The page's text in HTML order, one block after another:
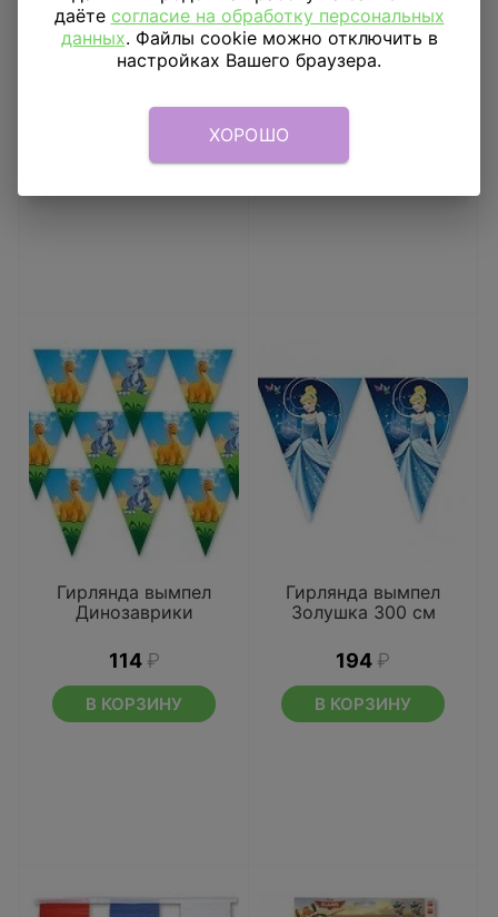
Гирлянда вымпел
Маленький пират 360
₽
Гирлянда вымпел С ДР
Лимпопо 200см
137
Гирлянда вымпел
Динозаврики
114 ₽
В КОРЗИНУ
Гирлянда вымпел
Золушка 300 см
194 ₽
В КОРЗИНУ
даёте согласие на обработку персональных
данных. Файлы cookie можно отключить в
настройках Вашего браузера.
ХОРОШО